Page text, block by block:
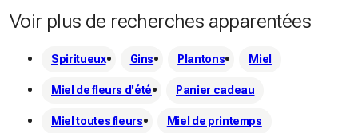
Voir plus de recherches apparentées
Spiritueux Gins Plantons Miel
Miel de fleurs d'été Panier cadeau
Miel toutes fleurs Miel de printemps